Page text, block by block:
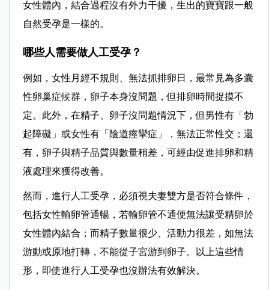
女性體內，結合過程沒有外力干擾，生出的寶寶跟一般
自然受孕是一樣的。
哪些人需要做人工受孕？
例如，女性月經不規則、無法抓排卵日，最常見為多囊
性卵巢症候群，卵子本身沒問題，但排卵時間捉摸不
定。此外，在精子、卵子沒問題情況下，但男性有「勃
起障礙」或女性有「陰道痙攣症」，無法正常性交；還
有，卵子與精子品質與數量稍差，可經由促進排卵和精
液處理來獲得改善。
然而，進行人工受孕，必須視夫妻雙方是否符合條件，
包括女性輸卵管通暢，若輸卵管不通便無法讓受精卵於
女性體內結合；而精子數量很少、活動力很差，如無法
游動或原地打轉，不能從子宮游到卵子。以上這些情
形，即使進行人工受孕也沒辦法有效解決。